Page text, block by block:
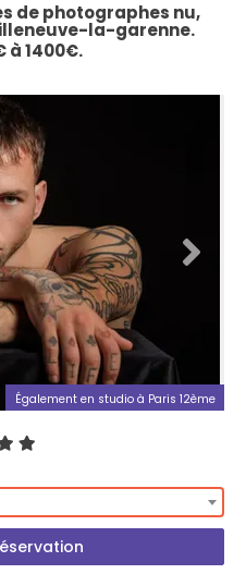
de photographes nu,
la-garenne.
à 1400€.
Également en studio à Paris 12ème